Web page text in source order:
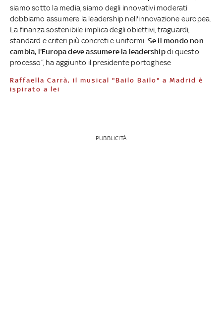
siamo sotto la media, siamo degli innovativi moderati
dobbiamo assumere la leadership nell'innovazione europea.
La finanza sostenibile implica degli obiettivi, traguardi,
standard e criteri più concreti e uniformi. Se il mondo non
cambia, l'Europa deve assumere la leadershipdi questo
processo”, ha aggiunto il presidente portoghese
Raffaella Carrà, il musical "Bailo Bailo" a Madrid è
ispirato a lei
PUBBLICITÀ